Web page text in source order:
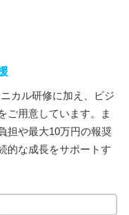
カル研修に加え、ビジ
ご用意しています。ま
担や最大10万円の報奨
的な成長をサポートす